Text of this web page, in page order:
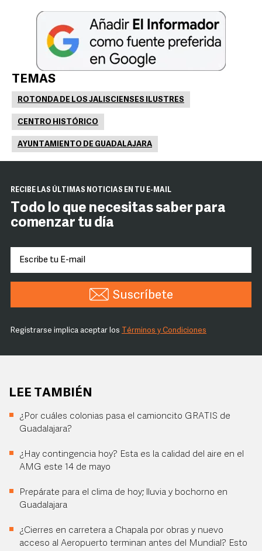
TEMAS
ROTONDA DE LOS JALISCIENSES ILUSTRES
CENTRO HISTÓRICO
AYUNTAMIENTO DE GUADALAJARA
RECIBE LAS ÚLTIMAS NOTICIAS EN TU E-MAIL
Todo lo que necesitas saber para
comenzar tu día
Suscríbete
Registrarse implica aceptar los Términos y Condiciones
LEE TAMBIÉN
¿Por cuáles colonias pasa el camioncito GRATIS de
Guadalajara?
¿Hay contingencia hoy? Esta es la calidad del aire en el
AMG este 14 de mayo
Prepárate para el clima de hoy; lluvia y bochorno en
Guadalajara
¿Cierres en carretera a Chapala por obras y nuevo
acceso al Aeropuerto terminan antes del Mundial? Esto